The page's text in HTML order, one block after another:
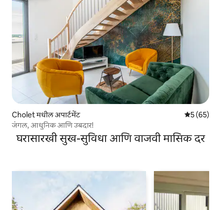
Cholet मधील अपार्टमेंट 5 पैकी 5
5 (65)
जंगल, आधुनिक आणि उबदार!
घरासारखी सुख-सुविधा आणि वाजवी मासिक दर